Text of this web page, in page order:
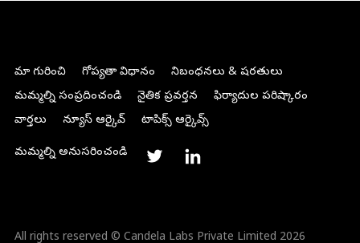
మా గురించి గోప్యతా విధానం
నిబంధనలు & షరతులు
మమ్మల్ని సంప్రదించండి
నైతిక ప్రవర్తన
ఫిర్యాదుల పరిష్కారం
వార్తలు
న్యూస్ ఆర్కైవ్ టాపిక్స్ ఆర్కైవ్స్
మమ్మల్ని అనుసరించండి
All rights reserved © Candela Labs Private Limited 2026